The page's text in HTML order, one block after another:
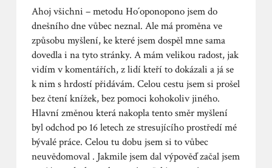
Ahoj všichni – metodu Ho´oponopono jsem do
dnešního dne vůbec neznal. Ale má proměna ve
způsobu myšlení, ke které jsem dospěl mne sama
dovedla i na tyto stránky. A mám velikou radost, jak
vidím v komentářích, z lidí kteří to dokázali a já se
k nim s hrdostí přidávám. Celou cestu jsem si prošel
bez čtení knížek, bez pomoci kohokoliv jiného.
Hlavní změnou která nakopla tento směr myšlení
byl odchod po 16 letech ze stresujícího prostředí mé
bývalé práce. Celou tu dobu jsem si to vůbec
neuvědomoval . Jakmile jsem dal výpověď začal jsem